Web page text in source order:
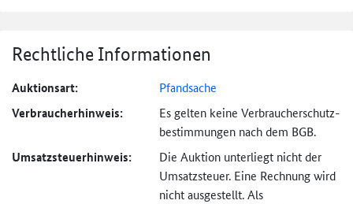
Rechtliche Informationen
Auktionsart: Pfandsache
Verbraucher­hinweis:
Es gelten keine Verbraucher­schutz­
bestimmungen nach dem BGB.
Umsatzsteuer­hinweis:
Die Auktion unterliegt nicht der
Umsatzsteuer. Eine Rechnung wird
nicht ausgestellt. Als